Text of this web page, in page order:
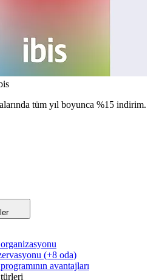
tüm yıl boyunca %15 indirim.
(+8 oda)
avantajları